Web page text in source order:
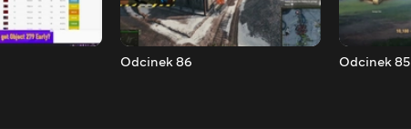
Odcinek 86 Odcinek 85